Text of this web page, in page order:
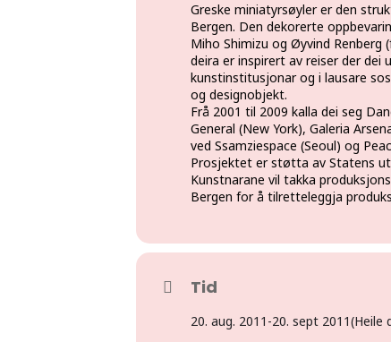
Greske miniatyrsøyler er den
Bergen. Den dekorerte
Miho Shimizu og Øyvind Renberg
deira er inspirert av reiser der dei
kunstinstitusjonar og i lausare
og designobjekt.
Frå 2001 til 2009 kalla dei seg
General (New York), Galeria
ved Ssamziespace (Seoul) og
Prosjektet er støtta av Statens
Kunstnarane vil takka
Bergen for å tilretteleggja
Tid
20. aug. 2011 -20. sept 2011(Heile